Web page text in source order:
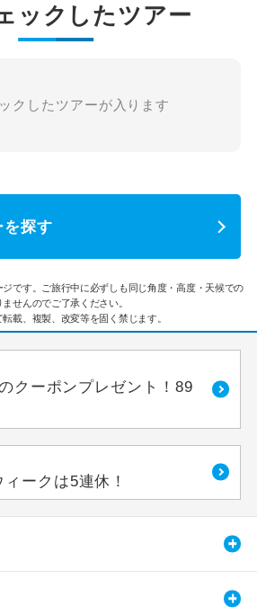
ックしたツアー
クしたツアーが入ります
を探す
です。ご旅行中に必ずしも同じ角度・高度・天候での
せんのでご了承ください。
載、複製、改変等を固く禁じます。
クーポンプレゼント！89
ークは5連休！